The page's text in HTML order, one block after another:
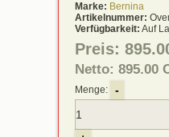
Marke: Bernina
Artikelnummer:
Verfügbarkeit: Auf
Preis:
Netto: 895.00
Menge: -